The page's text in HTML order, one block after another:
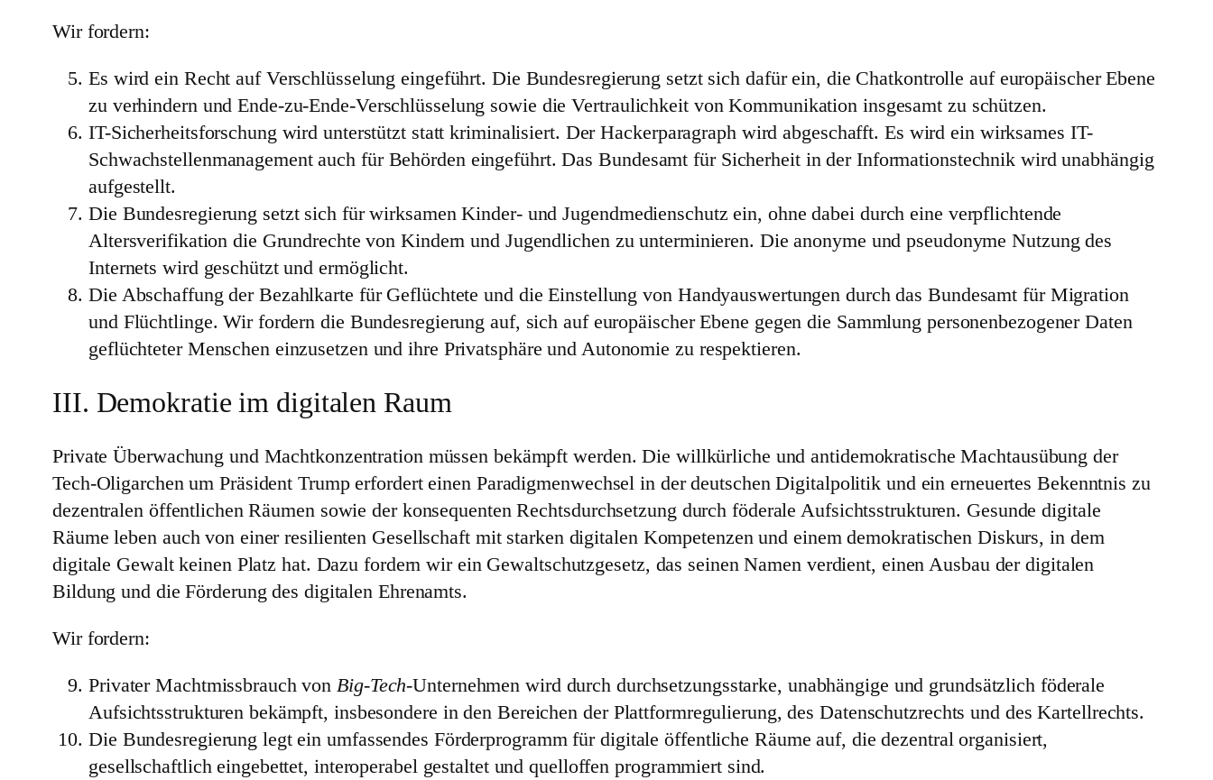
Wir fordern:
Es wird ein Recht auf Verschlüsselung eingeführt. Die Bundesregierung setzt sich dafür ein, die Chatkontrolle auf europäischer Ebene
zu verhindern und Ende-zu-Ende-Verschlüsselung sowie die Vertraulichkeit von Kommunikation insgesamt zu schützen.
IT-Sicherheitsforschung wird unterstützt statt kriminalisiert. Der Hackerparagraph wird abgeschafft. Es wird ein wirksames IT-
Schwachstellenmanagement auch für Behörden eingeführt. Das Bundesamt für Sicherheit in der Informationstechnik wird unabhängig
aufgestellt.
Die Bundesregierung setzt sich für wirksamen Kinder- und Jugendmedienschutz ein, ohne dabei durch eine verpflichtende
Altersverifikation die Grundrechte von Kindern und Jugendlichen zu unterminieren. Die anonyme und pseudonyme Nutzung des
Internets wird geschützt und ermöglicht.
Die Abschaffung der Bezahlkarte für Geflüchtete und die Einstellung von Handyauswertungen durch das Bundesamt für Migration
und Flüchtlinge. Wir fordern die Bundesregierung auf, sich auf europäischer Ebene gegen die Sammlung personenbezogener Daten
geflüchteter Menschen einzusetzen und ihre Privatsphäre und Autonomie zu respektieren.
III. Demokratie im digitalen Raum
Private Überwachung und Machtkonzentration müssen bekämpft werden. Die willkürliche und antidemokratische Machtausübung der
Tech-Oligarchen um Präsident Trump erfordert einen Paradigmenwechsel in der deutschen Digitalpolitik und ein erneuertes Bekenntnis zu
dezentralen öffentlichen Räumen sowie der konsequenten Rechtsdurchsetzung durch föderale Aufsichtsstrukturen. Gesunde digitale
Räume leben auch von einer resilienten Gesellschaft mit starken digitalen Kompetenzen und einem demokratischen Diskurs, in dem
digitale Gewalt keinen Platz hat. Dazu fordern wir ein Gewaltschutzgesetz, das seinen Namen verdient, einen Ausbau der digitalen
Bildung und die Förderung des digitalen Ehrenamts.
Wir fordern:
Privater Machtmissbrauch von Big-Tech-Unternehmen wird durch durchsetzungsstarke, unabhängige und grundsätzlich föderale
Aufsichtsstrukturen bekämpft, insbesondere in den Bereichen der Plattformregulierung, des Datenschutzrechts und des Kartellrechts.
Die Bundesregierung legt ein umfassendes Förderprogramm für digitale öffentliche Räume auf, die dezentral organisiert,
gesellschaftlich eingebettet, interoperabel gestaltet und quelloffen programmiert sind.